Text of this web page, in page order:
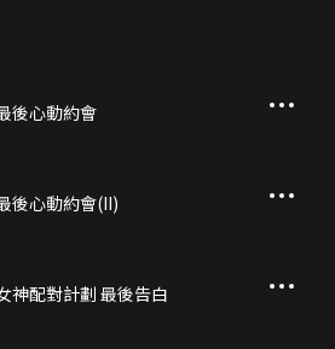
後心動約會
後心動約會(II)
神配對計劃 最後告白